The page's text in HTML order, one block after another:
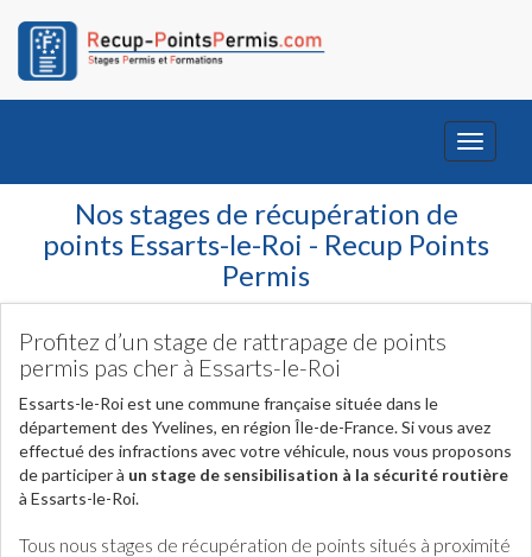
Toggle
Nos stages de récupération de
points Essarts-le-Roi - Recup Points
Permis
Profitez d’un stage de rattrapage de points
permis pas cher à Essarts-le-Roi
Essarts-le-Roi est une commune française située dans le
département des Yvelines, en région Île-de-France. Si vous avez
effectué des infractions avec votre véhicule, nous vous proposons
de participer à un stage de sensibilisation à la sécurité routière
à Essarts-le-Roi.
Tous nous stages de récupération de points situés à proximité